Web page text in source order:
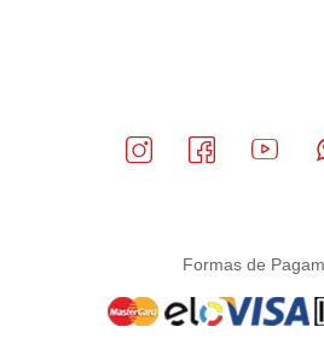
Formas de